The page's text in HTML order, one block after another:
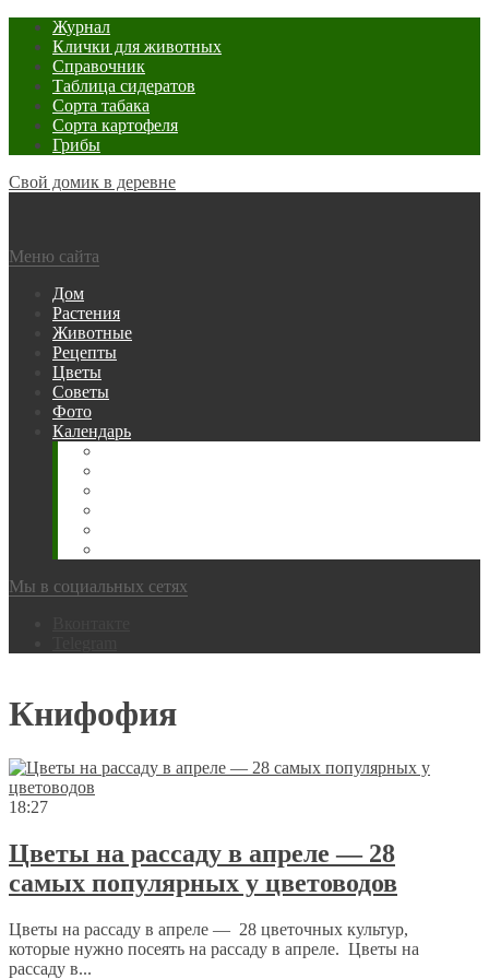
Журнал
Клички для животных
Справочник
Таблица сидератов
Сорта табака
Сорта картофеля
Грибы
Свой домик в деревне
Меню сайта
Дом
Растения
Животные
Рецепты
Цветы
Советы
Фото
Календарь
Мы в социальных сетях
Книфофия
18:27
Цветы на рассаду в апреле — 28
самых популярных у цветоводов
Цветы на рассаду в апреле — 28 цветочных культур,
которые нужно посеять на рассаду в апреле. Цветы на
рассаду в...